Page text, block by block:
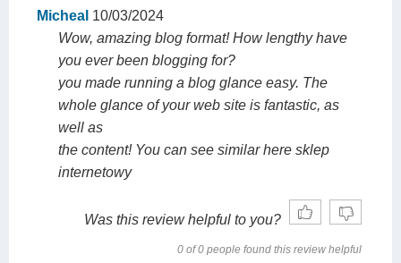
Micheal 10/03/2024
Wow, amazing blog format! How lengthy have
you ever been blogging for?
you made running a blog glance easy. The
whole glance of your web site is fantastic, as
well as
the content! You can see similar here sklep
internetowy
Was this review helpful to you?
0 of 0 people found this review helpful